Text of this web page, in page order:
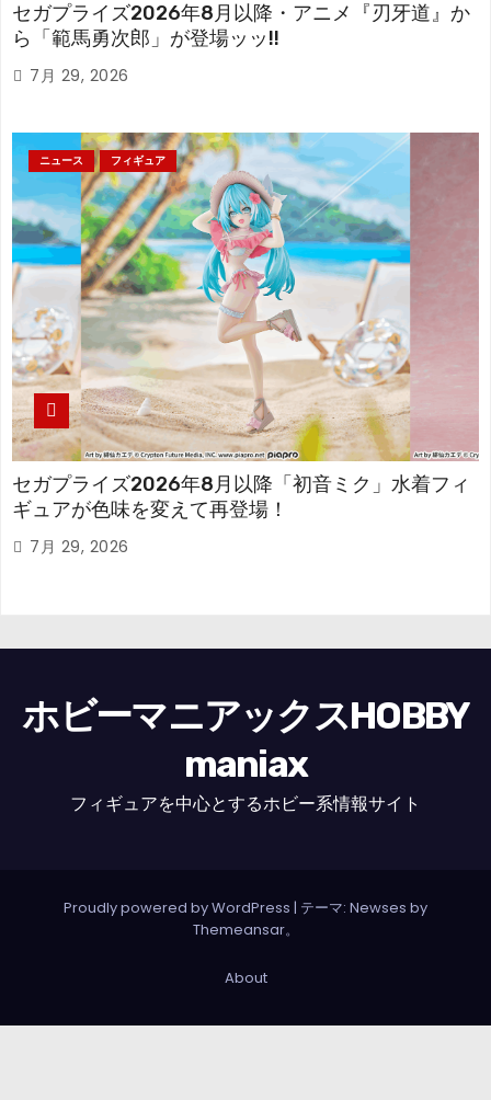
セガプライズ2026年8月以降・アニメ『刃牙道』か
ら「範馬勇次郎」が登場ッッ!!
7月 29, 2026
ニュース フィギュア
セガプライズ2026年8月以降「初音ミク」水着フィ
ギュアが色味を変えて再登場！
7月 29, 2026
ホビーマニアックスHOBBY
maniax
フィギュアを中心とするホビー系情報サイト
Proudly powered by WordPress | テーマ: Newses by
Themeansar。
About